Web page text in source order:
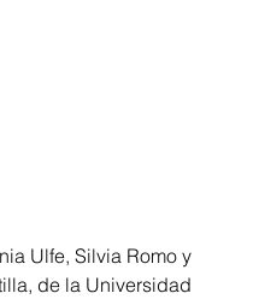
de la Universidad